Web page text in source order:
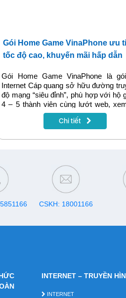
Gói Home Game VinaPhone ưu
tốc độ cao, khuyến mãi hấp dẫn
Gói Home Game VinaPhone là
Internet Cáp quang sở hữu đường
độ mạng “siêu đỉnh”, phù hợp với hộ
4 – 5 thành viên cùng lướt web,
chơi game Liên quân Mobile,… Bởi
chỉ duy nhất gói Home Game của
server game Liên quân Mobile
Chi tiết
CSKH: 18001166
INTERNET – TRUYỀN
INTERNET